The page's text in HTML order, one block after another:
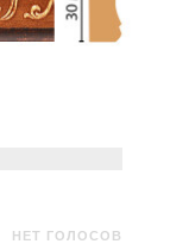
НЕТ ГОЛОСОВ